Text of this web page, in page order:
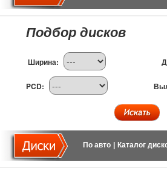
Подбор дисков
Ширина:
PCD:
По авто Каталог